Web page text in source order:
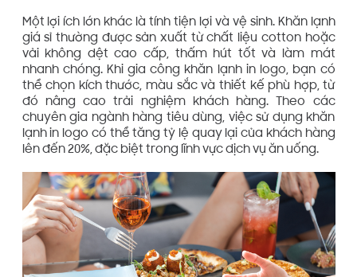
Một lợi ích lớn khác là tính tiện lợi và vệ sinh. Khăn lạnh
giá sỉ thường được sản xuất từ chất liệu cotton hoặc
vải không dệt cao cấp, thấm hút tốt và làm mát
nhanh chóng. Khi gia công khăn lạnh in logo, bạn có
thể chọn kích thước, màu sắc và thiết kế phù hợp, từ
đó nâng cao trải nghiệm khách hàng. Theo các
chuyên gia ngành hàng tiêu dùng, việc sử dụng khăn
lạnh in logo có thể tăng tỷ lệ quay lại của khách hàng
lên đến 20%, đặc biệt trong lĩnh vực dịch vụ ăn uống.